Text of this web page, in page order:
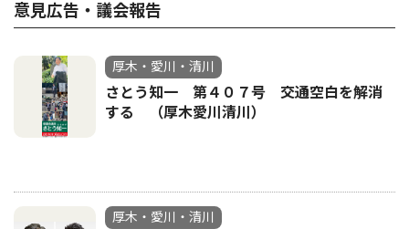
意見広告・議会報告
厚木・愛川・清川
さとう知一 第４０７号 交通空白を解消
する （厚木愛川清川）
厚木・愛川・清川